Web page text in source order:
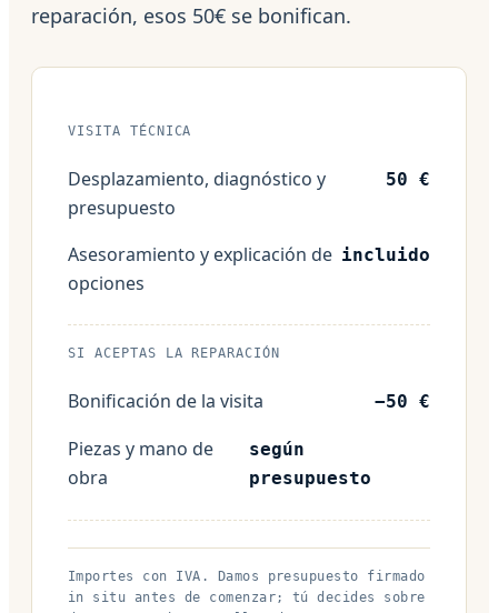
reparación, esos 50€ se bonifican.
VISITA TÉCNICA
Desplazamiento, diagnóstico y
presupuesto
50 €
Asesoramiento y explicación de
opciones
incluido
SI ACEPTAS LA REPARACIÓN
Bonificación de la visita −50 €
Piezas y mano de
obra
según
presupuesto
Importes con IVA. Damos presupuesto firmado
in situ antes de comenzar; tú decides sobre